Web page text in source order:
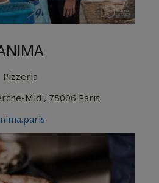
Pizzeria
Midi, 75006 Paris